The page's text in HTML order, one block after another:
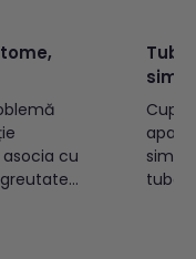
cu
Cuprins: Ce este